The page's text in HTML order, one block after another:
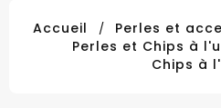
Accueil
Perles et
Perles et Chips à
Chips à